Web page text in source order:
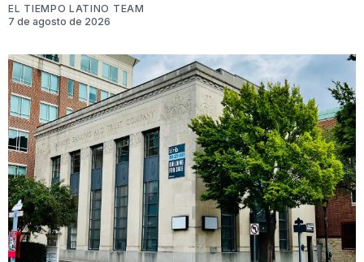
EL TIEMPO LATINO TEAM
7 de agosto de 2026